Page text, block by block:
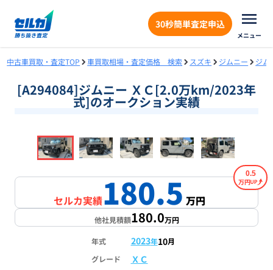
30秒簡単査定申込
メニュー
中古車買取・査定TOP 車買取相場・査定価格 検索 スズキ ジムニー ジム
[A294084]ジムニー ＸＣ[2.0万km/2023年
式]のオークション実績
1/18
セルカ実績180.5万円
0.5
万円
他社見積額180.0万円
年式 2023年10月
グレード
ＸＣ